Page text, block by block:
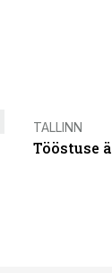
TALLINN
Tööstuse